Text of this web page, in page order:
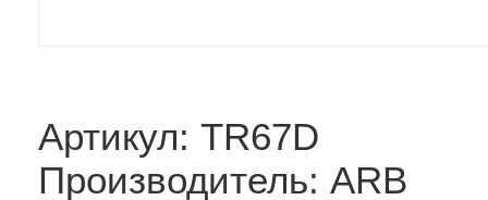
Артикул: TR67D
Производитель: ARB